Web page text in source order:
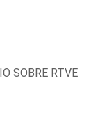
SOBRE RTVE